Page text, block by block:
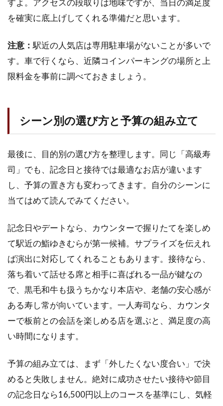
すよ。アクセスの段取りは地味ですが、当日の満足度
を確実に底上げしてくれる準備だと思います。
注意： 駅近の人気店は専用駐車場がないことが多いで
す。車で行くなら、近隣コインパーキングの場所と上
限料金を事前に調べておきましょう。
シーン別の選び方と予算の組み立て
最後に、目的別の選び方を整理します。同じ「高級寿
司」でも、記念日と接待では最適なお店が違います
し、予算の置き方も変わってきます。自分のシーンに
当てはめて読んでみてください。
記念日やデートなら、カウンターで握りたてを楽しめ
て駅近の鮨ゆきむらが第一候補。サプライズを伝えれ
ば演出に対応してくれることもあります。接待なら、
落ち着いて話せる席と相手に喜ばれる一品が鍵なの
で、黒毛和牛も扱うちかなり本店や、老舗の安心感が
ある寿し常が向いています。一人寿司なら、カウンタ
ーで板前との会話を楽しめる店を選ぶと、満足度の高
い時間になります。
予算の組み立ては、まず「外したくない度合い」で決
めると失敗しません。絶対に成功させたい接待や節目
の記念日なら16,500円以上のコースを基準にし、気軽